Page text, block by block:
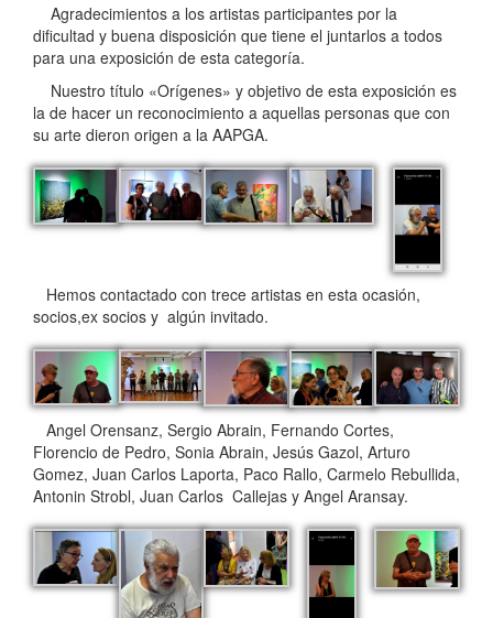
Agradecimientos a los artistas participantes por la
dificultad y buena disposición que tiene el juntarlos a todos
para una exposición de esta categoría.
Nuestro título «Orígenes» y objetivo de esta exposición es
la de hacer un reconocimiento a aquellas personas que con
su arte dieron origen a la AAPGA.
Hemos contactado con trece artistas en esta ocasión,
socios,ex socios y algún invitado.
Angel Orensanz, Sergio Abrain, Fernando Cortes,
Florencio de Pedro, Sonia Abrain, Jesús Gazol, Arturo
Gomez, Juan Carlos Laporta, Paco Rallo, Carmelo Rebullida,
Antonin Strobl, Juan Carlos Callejas y Angel Aransay.